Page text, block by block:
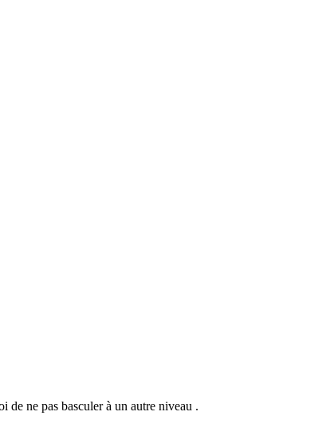
de ne pas basculer à un autre niveau .